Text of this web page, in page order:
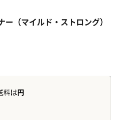
ー（マイルド・ストロング）